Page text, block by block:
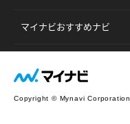
マイナビおすすめナビ
Copyright © Mynavi Corporation